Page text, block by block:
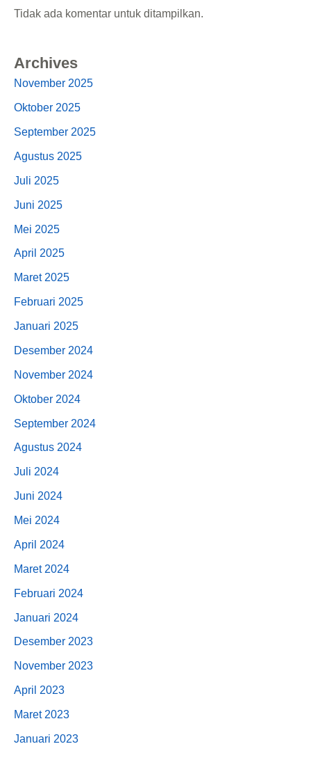
Tidak ada komentar untuk ditampilkan.
Archives
November 2025
Oktober 2025
September 2025
Agustus 2025
Juli 2025
Juni 2025
Mei 2025
April 2025
Maret 2025
Februari 2025
Januari 2025
Desember 2024
November 2024
Oktober 2024
September 2024
Agustus 2024
Juli 2024
Juni 2024
Mei 2024
April 2024
Maret 2024
Februari 2024
Januari 2024
Desember 2023
November 2023
April 2023
Maret 2023
Januari 2023